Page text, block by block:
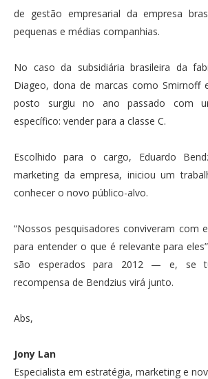
de gestão empresarial da empresa
pequenas e médias companhias.
No caso da subsidiária brasileira da
Diageo, dona de marcas como Smirnoff
posto surgiu no ano passado com
específico: vender para a classe C.
Escolhido para o cargo, Eduardo
marketing da empresa, iniciou um
conhecer o novo público-alvo.
“Nossos pesquisadores conviveram com
para entender o que é relevante para
são esperados para 2012 — e, se
recompensa de Bendzius virá junto.
Abs,
Jony Lan
Especialista em estratégia, marketing e